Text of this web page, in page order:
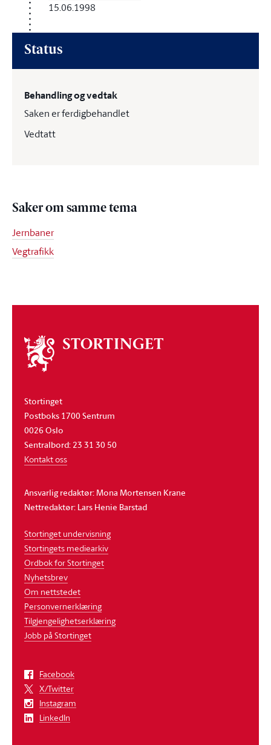
15.06.1998
Status
Behandling og vedtak
Saken er ferdigbehandlet
Vedtatt
Saker om samme tema
Jernbaner
Vegtrafikk
Om
stortinget
Stortinget
Postboks 1700 Sentrum
0026 Oslo
Sentralbord: 23 31 30 50
Kontakt oss
Ansvarlig redaktør: Mona Mortensen Krane
Nettredaktør: Lars Henie Barstad
Stortinget undervisning
Stortingets mediearkiv
Ordbok for Stortinget
Nyhetsbrev
Om nettstedet
Personvernerklæring
Tilgjengelighetserklæring
Jobb på Stortinget
Facebook
X/Twitter
Instagram
LinkedIn